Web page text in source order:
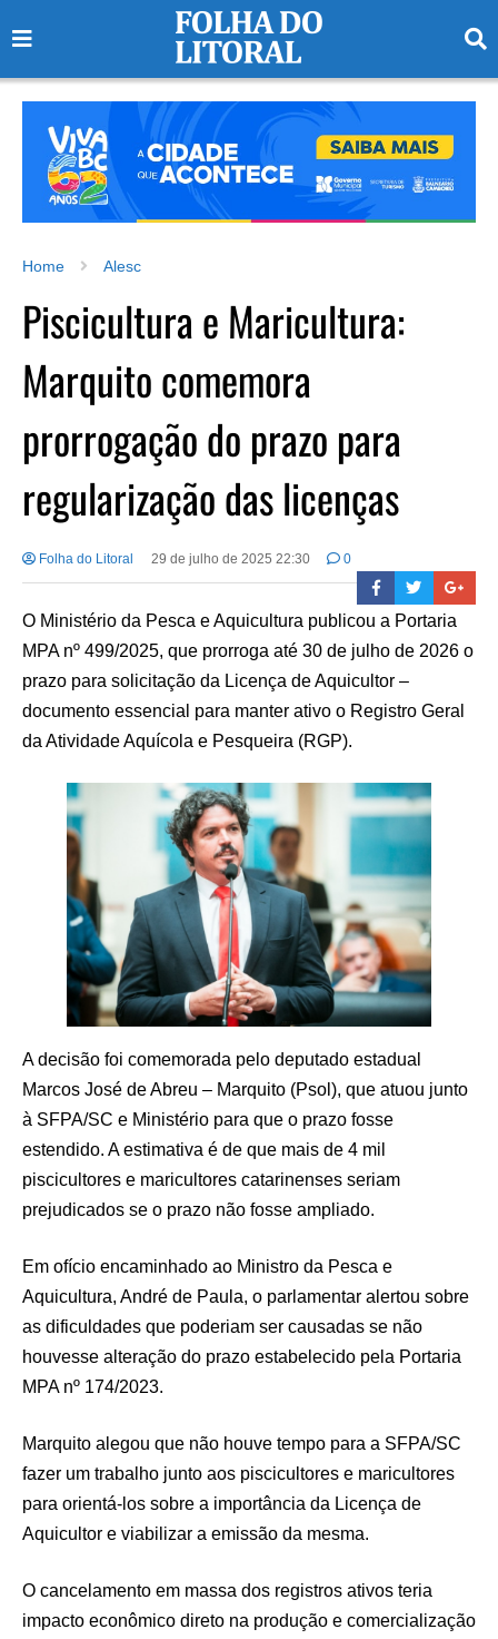
Home Alesc
Piscicultura e Maricultura:
Marquito comemora
prorrogação do prazo para
regularização das licenças
Folha do Litoral 29 de julho de 2025 22:30 0
O Ministério da Pesca e Aquicultura publicou a Portaria
MPA nº 499/2025, que prorroga até 30 de julho de 2026 o
prazo para solicitação da Licença de Aquicultor –
documento essencial para manter ativo o Registro Geral
da Atividade Aquícola e Pesqueira (RGP).
A decisão foi comemorada pelo deputado estadual
Marcos José de Abreu – Marquito (Psol), que atuou junto
à SFPA/SC e Ministério para que o prazo fosse
estendido. A estimativa é de que mais de 4 mil
piscicultores e maricultores catarinenses seriam
prejudicados se o prazo não fosse ampliado.
Em ofício encaminhado ao Ministro da Pesca e
Aquicultura, André de Paula, o parlamentar alertou sobre
as dificuldades que poderiam ser causadas se não
houvesse alteração do prazo estabelecido pela Portaria
MPA nº 174/2023.
Marquito alegou que não houve tempo para a SFPA/SC
fazer um trabalho junto aos piscicultores e maricultores
para orientá-los sobre a importância da Licença de
Aquicultor e viabilizar a emissão da mesma.
O cancelamento em massa dos registros ativos teria
impacto econômico direto na produção e comercialização